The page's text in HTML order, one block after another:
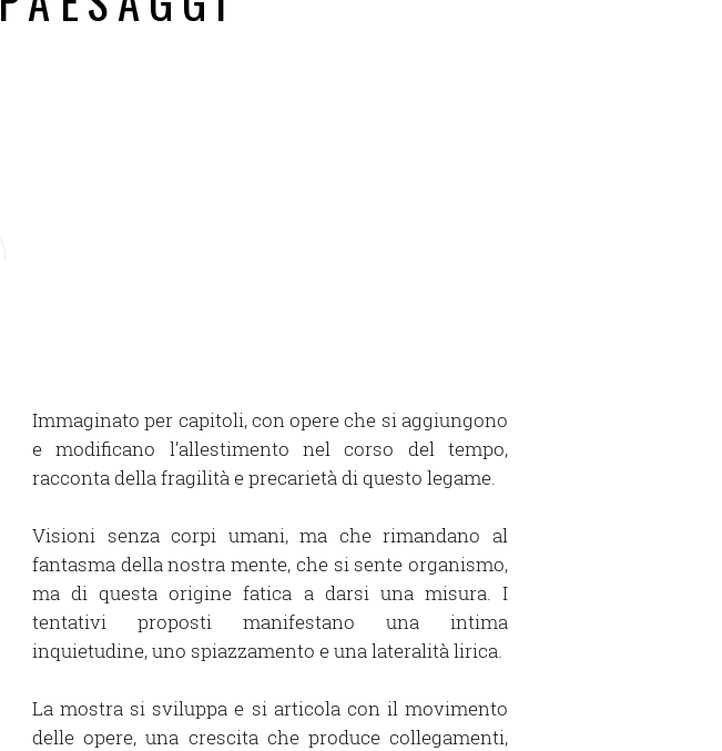
Immaginato per capitoli, con opere che si aggiungono
e modificano l’allestimento nel corso del tempo,
racconta della fragilità e precarietà di questo legame.
Visioni senza corpi umani, ma che rimandano al
fantasma della nostra mente, che si sente organismo,
ma di questa origine fatica a darsi una misura. I
tentativi proposti manifestano una intima
inquietudine, uno spiazzamento e una lateralità lirica.
La mostra si sviluppa e si articola con il movimento
delle opere, una crescita che produce collegamenti,